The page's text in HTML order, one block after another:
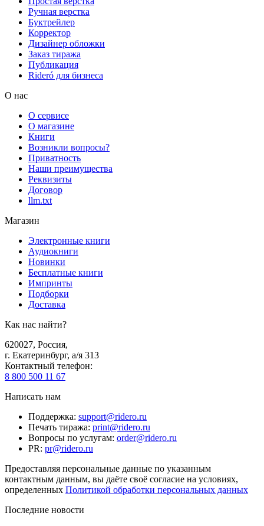
Ручная верстка
Буктрейлер
Корректор
Дизайнер обложки
Заказ тиража
Публикация
Rideró для бизнеса
О нас
О сервисе
О магазине
Книги
Возникли вопросы?
Приватность
Наши преимущества
Реквизиты
Договор
llm.txt
Магазин
Электронные книги
Аудиокниги
Новинки
Бесплатные книги
Импринты
Подборки
Доставка
Как нас найти?
620027, Россия,
г. Екатеринбург, а/я 313
Контактный телефон:
8 800 500 11 67
Написать нам
Поддержка: support@ridero.ru
Печать тиража: print@ridero.ru
Вопросы по услугам: order@ridero.ru
PR: pr@ridero.ru
Предоставляя персональные данные по указанным
контактным данным, вы даёте своё согласие на условиях,
определенных Политикой обработки персональных данных
Последние новости